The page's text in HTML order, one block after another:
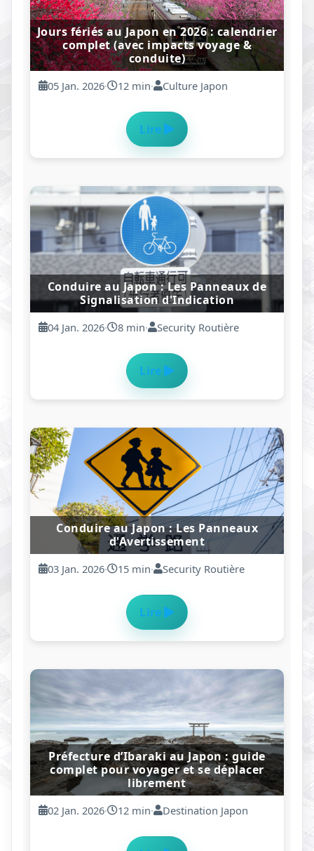
Hokkaidō, l’île sauvage du Japon : ski,
parcs nationaux et grands espaces à
perte de vue (2026)
27 Dec. 2025· 15 min· Rédaction Anton
Lire
Niigata – Mer du Japon, saké d’exception
et montagnes enneigées
26 Dec. 2025· 14 min· Rédaction Anton
Lire
Conduire au Japon : Les Panneaux de
Régulation
25 Dec. 2025· 10 min· Sécurité Routière
Lire
Conduire au Japon : Les Panneaux de
Signalisation
24 Dec. 2025· 7 min· Sécurité Routière